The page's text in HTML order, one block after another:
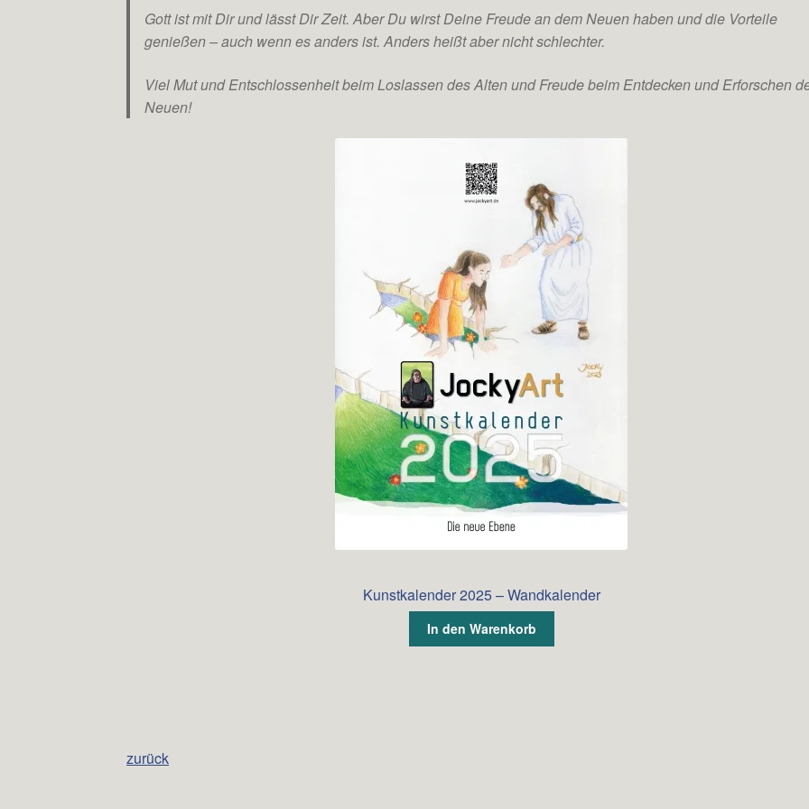
Gott ist mit Dir und lässt Dir Zeit. Aber Du wirst Deine Freude an dem Neuen haben und die Vorteile
genießen – auch wenn es anders ist. Anders heißt aber nicht schlechter.
Viel Mut und Entschlossenheit beim Loslassen des Alten und Freude beim Entdecken und Erforschen
Neuen!
Kunstkalender 2025 – Wandkalender
In den Warenkorb
zurück